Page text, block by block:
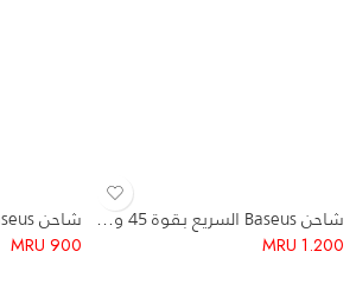
شاحن Baseus السريع بقوة 45 واط بتقنية GaN6
1.200
MRU
900
MRU